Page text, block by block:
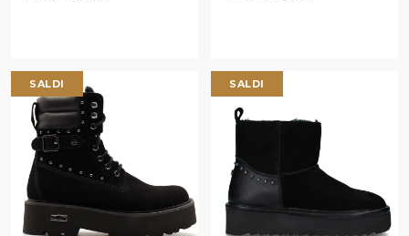
SALDI SALDI